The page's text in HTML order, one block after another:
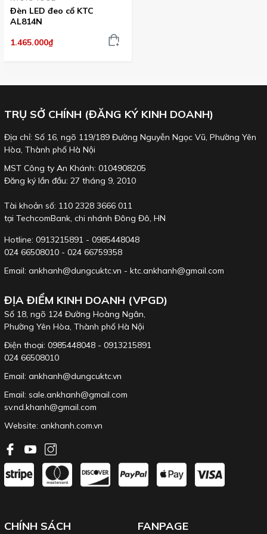
Đèn LED đeo cổ KTC
AL814N
1.465.000₫
TRỤ SỞ CHÍNH (ĐĂNG KÝ KINH DOANH)
Địa chỉ: Số 16, ngõ 119/189 Đường Nguyễn Ngọc Vũ, Phường Yên
Hòa, Thành phố Hà Nội
MST Công ty An Khánh: 0104908205
Đăng ký lần đầu: 27 tháng 9, 2010
Tài khoản số: 110 2328 3666 011
tại TechcomBank, chi nhánh Đông Đô, HN
Hotline: 0913215891 - 0985448048
024 66508010 - 024 66759358
Email: ankhanh@dungcuktc.vn - ktc.ankhanh@gmail.com
ĐỊA ĐIỂM KINH DOANH (VPGD)
Số 18, ngõ 124 Đường Hoàng Ngân,
Phường Yên Hòa, Thành phố Hà Nội
Điện thoại: 0985448048 - 0913215891
024 66508010
Email: ankhanh@dungcuktc.vn
Email: sale.ankhanh@gmail.com
sv.nd.khanh@gmail.com
Website: ankhanh.com.vn
CHÍNH SÁCH FANPAGE